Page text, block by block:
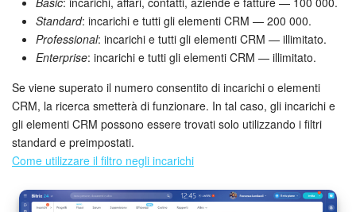
Bitrix24 Drive
Webmail
Gruppi di lavoro
Incarichi e progetti
Progetti IA
Standard: incarichi e tutti gli elementi CRM — 200 000.
Professional: incarichi e tutti gli elementi CRM — illimitato.
Enterprise: incarichi e tutti gli elementi CRM — illimitato.
Se viene superato il numero consentito di incarichi o elementi
CRM, la ricerca smetterà di funzionare. In tal caso, gli incarichi e
gli elementi CRM possono essere trovati solo utilizzando i filtri
standard e preimpostati.
Come utilizzare il filtro negli incarichi